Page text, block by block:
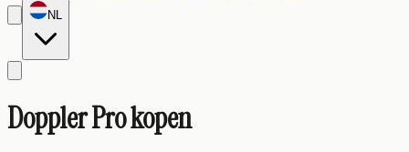
NL
DopplerProkopen